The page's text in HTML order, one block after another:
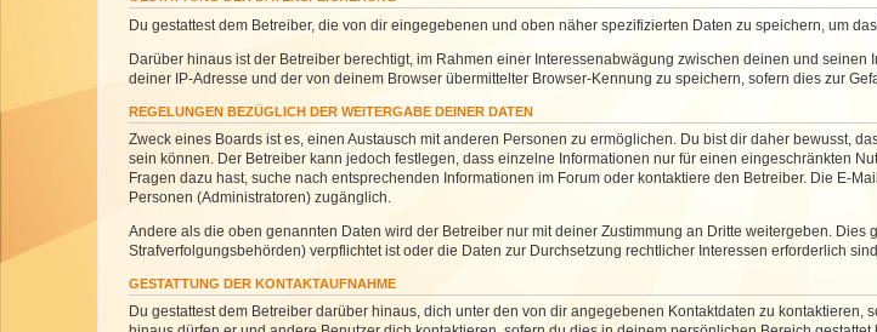
Du gestattest dem Betreiber, die von dir eingegebenen und oben näher spezifizierten Daten zu speichern, um
Darüber hinaus ist der Betreiber berechtigt, im Rahmen einer Interessenabwägung zwischen deinen und
deiner IP-Adresse und der von deinem Browser übermittelter Browser-Kennung zu speichern, sofern dies zur
REGELUNGEN BEZÜGLICH DER WEITERGABE DEINER DATEN
Zweck eines Boards ist es, einen Austausch mit anderen Personen zu ermöglichen. Du bist dir daher bewusst,
sein können. Der Betreiber kann jedoch festlegen, dass einzelne Informationen nur für einen eingeschränkten
Fragen dazu hast, suche nach entsprechenden Informationen im Forum oder kontaktiere den Betreiber. Die E-
Personen (Administratoren) zugänglich.
Andere als die oben genannten Daten wird der Betreiber nur mit deiner Zustimmung an Dritte weitergeben.
Strafverfolgungsbehörden) verpflichtet ist oder die Daten zur Durchsetzung rechtlicher Interessen erforderlich sind.
GESTATTUNG DER KONTAKTAUFNAHME
Du gestattest dem Betreiber darüber hinaus, dich unter den von dir angegebenen Kontaktdaten zu